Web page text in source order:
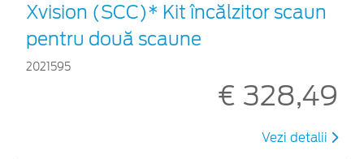
Xvision (SCC)* Kit încălzitor scaun
pentru două scaune
2021595
€ 328,49
Vezi detalii